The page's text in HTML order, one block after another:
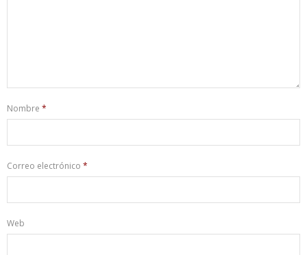
Nombre *
Correo electrónico *
Web